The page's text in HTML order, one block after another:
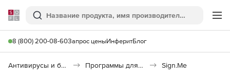
Softline
Поиск
8 (800) 200-08-60Запрос ценыИнферитБлог
Антивирусы и безопасность Программы для защиты информации Sign.Me